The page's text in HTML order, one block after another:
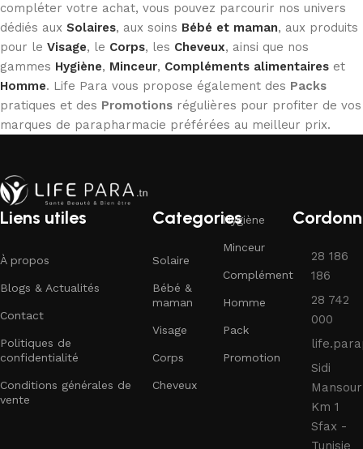
compléter votre achat, vous pouvez parcourir nos univers
dédiés aux Solaires, aux soins Bébé et maman, aux produits
pour le Visage, le Corps, les Cheveux, ainsi que nos
gammes Hygiène, Minceur, Compléments alimentaires et
Homme. Life Para vous propose également des Packs
pratiques et des Promotions régulières pour profiter de vos
marques de parapharmacie préférées au meilleur prix.
Liens utiles
À propos
Blogs & Actualités
Contact
Politiques de
confidentialité
Conditions générales de
vente
Categories
Solaire
Bébé &
maman
Visage
Corps
Cheveux
Hygiène
Minceur
Complément
Homme
Pack
Promotion
28 186
186
28 742
000
Sidi
Mansour
Km 1
Sfax -
Tunisie